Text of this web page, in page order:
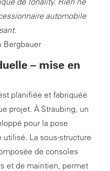
automobile
Bergbauer
– mise en
planifiée et fabriquée
projet. À Straubing, un
pour la pose
La sous-structure
de consoles
et de maintien, permet